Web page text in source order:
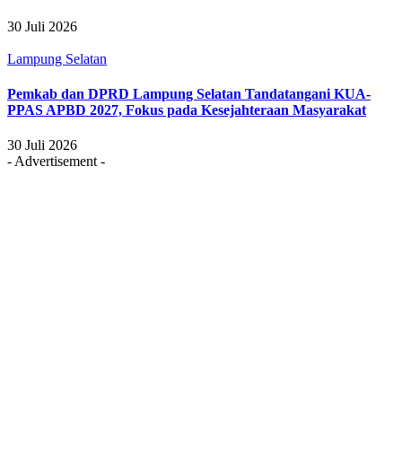
30 Juli 2026
Lampung Selatan
Pemkab dan DPRD Lampung Selatan Tandatangani KUA-
PPAS APBD 2027, Fokus pada Kesejahteraan Masyarakat
30 Juli 2026
- Advertisement -